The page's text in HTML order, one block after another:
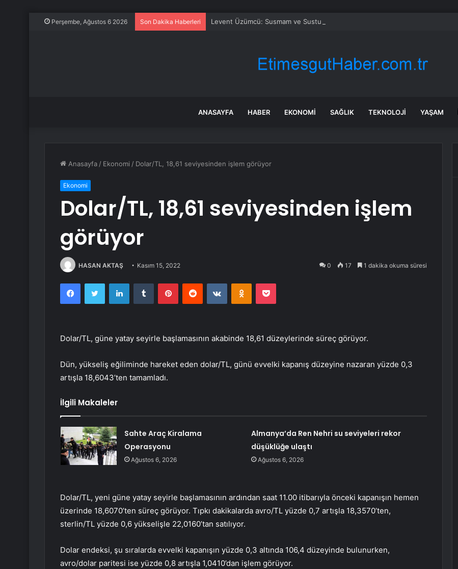
Perşembe, Ağustos 6 2026 Son Dakika Haberleri
ANASAYFA HABER EKONOMI SAĞLIK TEKNOLOJI YAŞAM
Anasayfa / Ekonomi / Dolar/TL, 18,61 seviyesinden işlem görüyor
Ekonomi
Dolar/TL, 18,61 seviyesinden işlem
görüyor
HASAN AKTAŞ Kasım 15, 2022 0 17 1 dakika okuma süresi
FacebookTwitter LinkedInTumblr PinterestReddit VKontakteOdnoklassniki
Pocket
Dolar/TL, güne yatay seyirle başlamasının akabinde 18,61 düzeylerinde süreç görüyor.
Dün, yükseliş eğiliminde hareket eden dolar/TL, günü evvelki kapanış düzeyine nazaran yüzde 0,3
artışla 18,6043’ten tamamladı.
İlgili Makaleler
Sahte Araç Kiralama
Operasyonu
Ağustos 6, 2026
Almanya’da Ren Nehri su seviyeleri rekor
düşüklüğe ulaştı
Ağustos 6, 2026
Dolar/TL, yeni güne yatay seyirle başlamasının ardından saat 11.00 itibarıyla önceki kapanışın hemen
üzerinde 18,6070’ten süreç görüyor. Tıpkı dakikalarda avro/TL yüzde 0,7 artışla 18,3570’ten,
sterlin/TL yüzde 0,6 yükselişle 22,0160’tan satılıyor.
Dolar endeksi, şu sıralarda evvelki kapanışın yüzde 0,3 altında 106,4 düzeyinde bulunurken,
avro/dolar paritesi ise yüzde 0,8 artışla 1,0410’dan işlem görüyor.